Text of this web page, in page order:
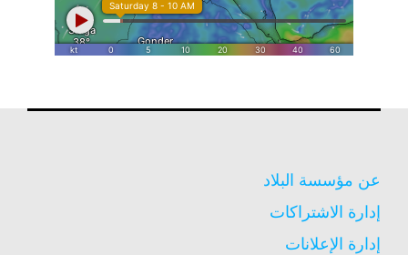
عن مؤسسة البلاد
إدارة الاشتراكات
إدارة الإعلانات